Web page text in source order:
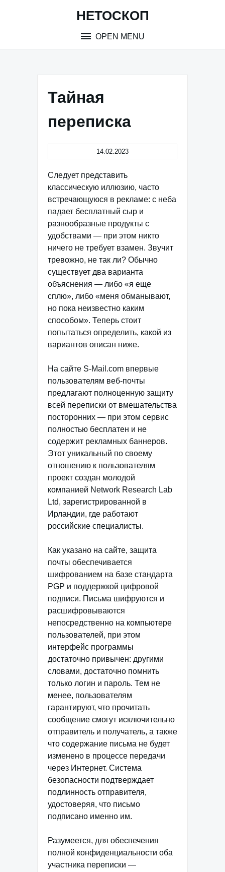
НЕТОСКОП
OPEN MENU
Тайная
переписка
14.02.2023
Следует представить
классическую иллюзию, часто
встречающуюся в рекламе: с неба
падает бесплатный сыр и
разнообразные продукты с
удобствами — при этом никто
ничего не требует взамен. Звучит
тревожно, не так ли? Обычно
существует два варианта
объяснения — либо «я еще
сплю», либо «меня обманывают,
но пока неизвестно каким
способом». Теперь стоит
попытаться определить, какой из
вариантов описан ниже.
На сайте S-Mail.com впервые
пользователям веб-почты
предлагают полноценную защиту
всей переписки от вмешательства
посторонних — при этом сервис
полностью бесплатен и не
содержит рекламных баннеров.
Этот уникальный по своему
отношению к пользователям
проект создан молодой
компанией Network Research Lab
Ltd, зарегистрированной в
Ирландии, где работают
российские специалисты.
Как указано на сайте, защита
почты обеспечивается
шифрованием на базе стандарта
PGP и поддержкой цифровой
подписи. Письма шифруются и
расшифровываются
непосредственно на компьютере
пользователей, при этом
интерфейс программы
достаточно привычен: другими
словами, достаточно помнить
только логин и пароль. Тем не
менее, пользователям
гарантируют, что прочитать
сообщение смогут исключительно
отправитель и получатель, а также
что содержание письма не будет
изменено в процессе передачи
через Интернет. Система
безопасности подтверждает
подлинность отправителя,
удостоверяя, что письмо
подписано именно им.
Разумеется, для обеспечения
полной конфиденциальности оба
участника переписки —